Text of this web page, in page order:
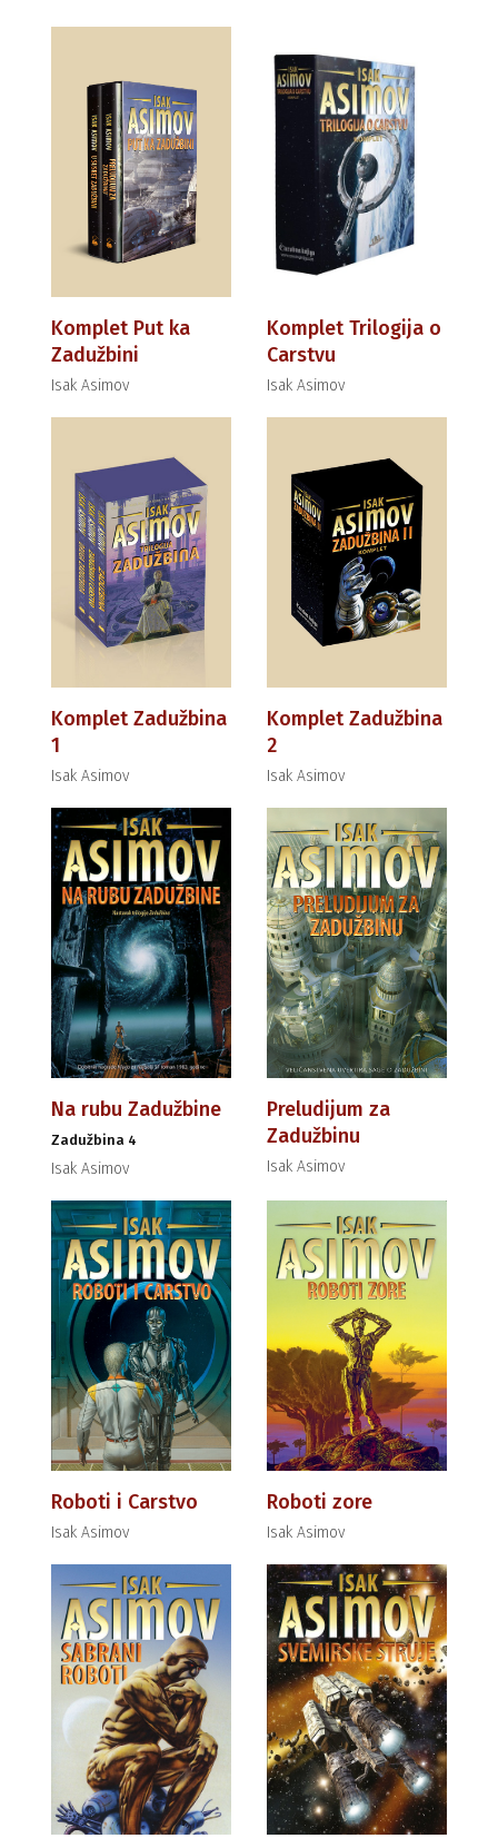
Komplet Put ka
Zadužbini
Isak Asimov
Komplet Trilogija o
Carstvu
Isak Asimov
Komplet Zadužbina
1
Isak Asimov
Komplet Zadužbina
2
Isak Asimov
Na rubu Zadužbine
Zadužbina 4
Isak Asimov
Preludijum za
Zadužbinu
Isak Asimov
Roboti i Carstvo
Isak Asimov
Roboti zore
Isak Asimov